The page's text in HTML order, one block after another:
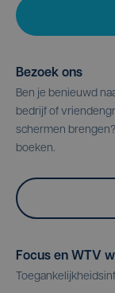
Bezoek ons
Ben je benieuwd
bedrijf of
schermen
boeken.
Focus en WTV